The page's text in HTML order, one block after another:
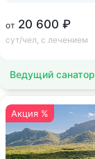
от 20 600 ₽
сут/чел, с лечением
Ведущий
Акция %